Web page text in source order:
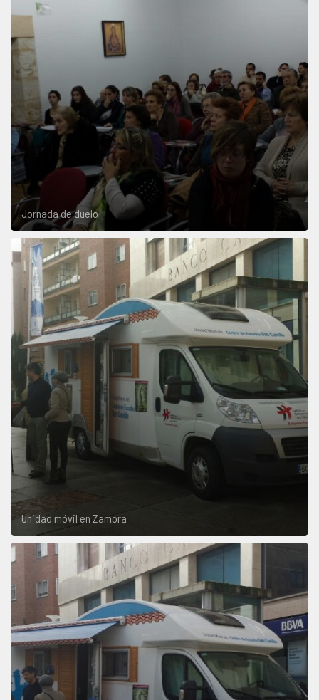
Jornada de duelo
Unidad móvil en Zamora